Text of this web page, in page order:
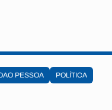
PESSOA
POLÍTICA